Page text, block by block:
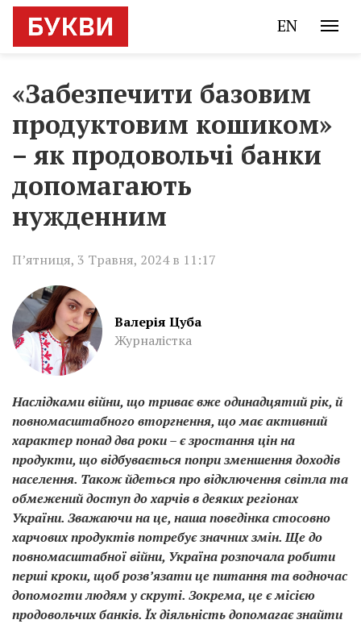
EN
«Забезпечити базовим
продуктовим кошиком»
– як продовольчі банки
допомагають
нужденним
П’ятниця, 3 Травня, 2024 в 11:17
Валерія Цуба
Журналістка
Наслідками війни, що триває вже одинадцятий рік, й
повномасштабного вторгнення, що має активний
характер понад два роки – є зростання цін на
продукти, що відбувається попри зменшення доходів
населення. Також йдеться про відключення світла та
обмежений доступ до харчів в деяких регіонах
України. Зважаючи на це, наша поведінка стосовно
харчових продуктів потребує значних змін. Ще до
повномасштабної війни, Україна розпочала робити
перші кроки, щоб розв’язати це питання та водночас
допомогти людям у скруті. Зокрема, це є місією
продовольчих банків. Їх діяльність допомагає знайти